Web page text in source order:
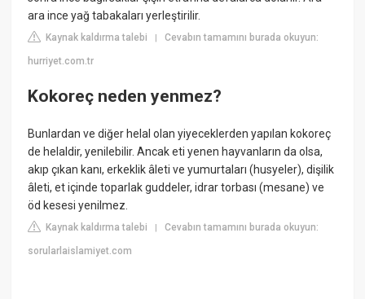
ara ince yağ tabakaları yerleştirilir.
Kaynak kaldırma talebi |Cevabın tamamını burada okuyun:
hurriyet.com.tr
Kokoreç neden yenmez?
Bunlardan ve diğer helal olan yiyeceklerden yapılan kokoreç
de helaldir, yenilebilir. Ancak eti yenen hayvanların da olsa,
akıp çıkan kanı, erkeklik âleti ve yumurtaları (husyeler), dişilik
âleti, et içinde toparlak guddeler, idrar torbası (mesane) ve
öd kesesi yenilmez.
Kaynak kaldırma talebi |Cevabın tamamını burada okuyun:
sorularlaislamiyet.com